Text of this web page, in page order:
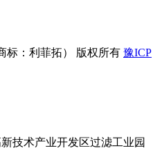
标：利菲拓） 版权所有 豫ICP
技术产业开发区过滤工业园